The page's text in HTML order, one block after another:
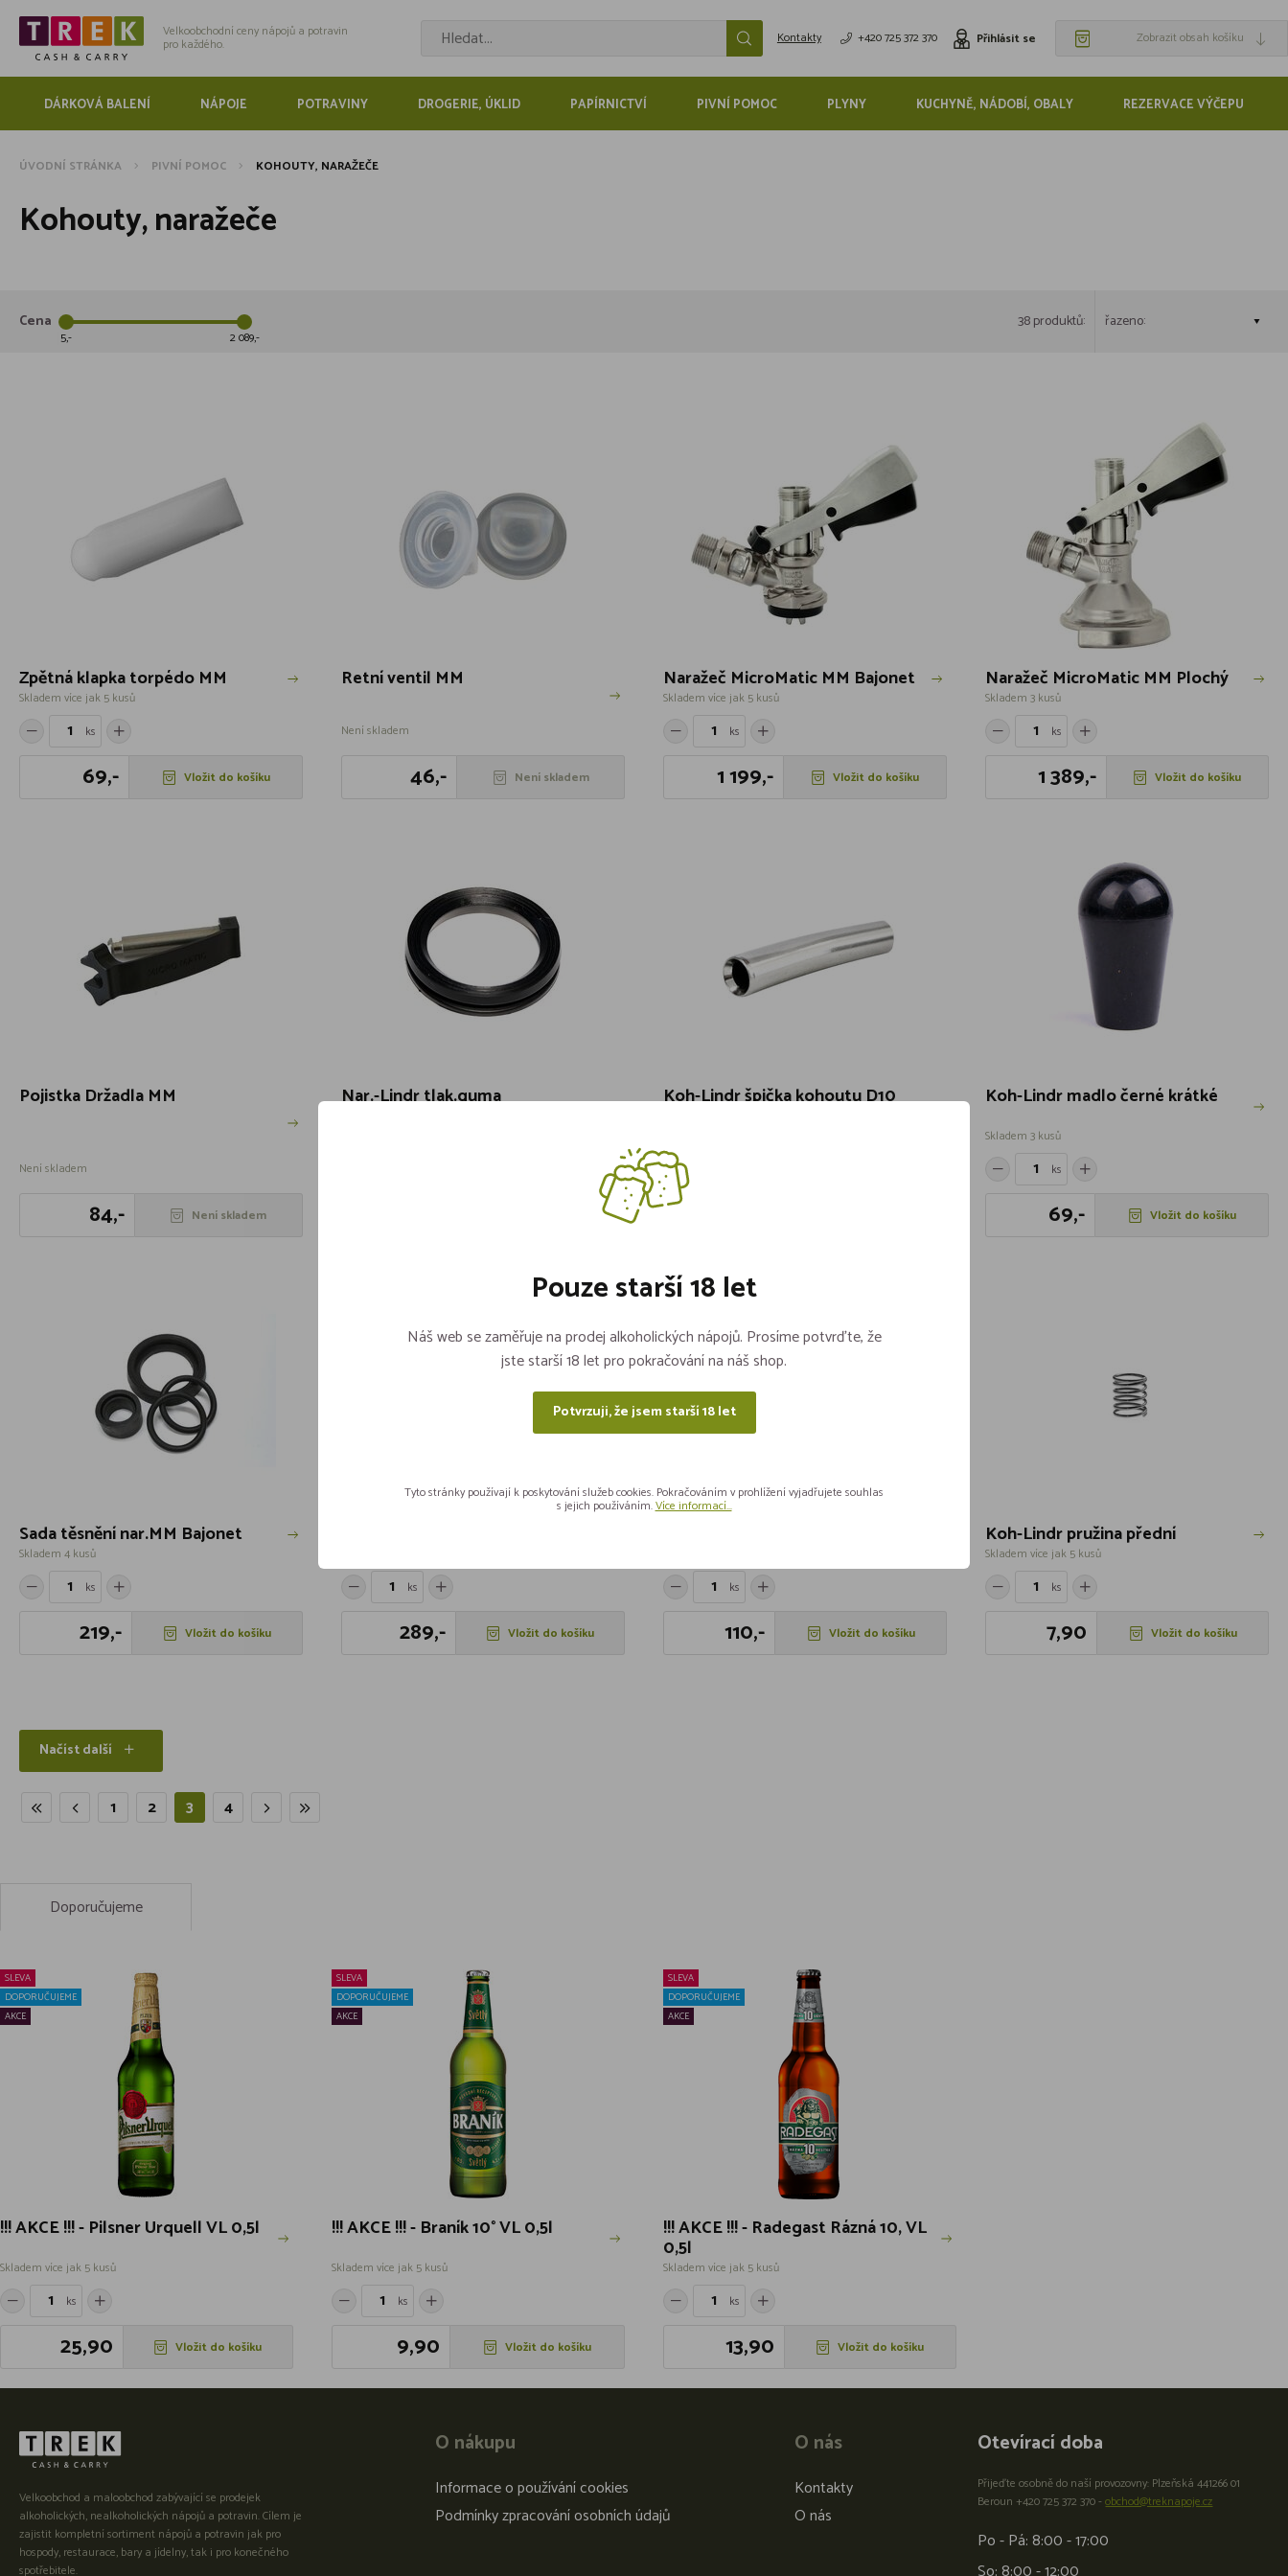
Velkoobchodní ceny nápojů a potravin
pro každého. Kontakty +420 725 372 370 Přihlásit se Zobrazit obsah košíku
DÁRKOVÁ BALENÍ NÁPOJE POTRAVINY DROGERIE, ÚKLID PAPÍRNICTVÍ PIVNÍ POMOC PLYNY KUCHYNĚ, NÁDOBÍ, OBALY REZERVACE VÝČEPU
ÚVODNÍ STRÁNKA PIVNÍ POMOC KOHOUTY, NARAŽEČE
Kohouty, naražeče
Cena
5 2 089
38 produktů: řazeno:
Zpětná klapka torpédo MM
Skladem více jak 5 kusů
ks
69,- Vložit do košíku
Retní ventil MM
Není skladem
46,- Není skladem
Naražeč MicroMatic MM Bajonet
Skladem více jak 5 kusů
ks
1 199,- Vložit do košíku
Naražeč MicroMatic MM Plochý
Skladem 3 kusů
ks
1 389,- Vložit do košíku
Pojistka Držadla MM
Není skladem
84,- Není skladem
Nar.-Lindr tlak.guma Koh-Lindr špička kohoutu D10 Koh-Lindr madlo černé krátké
Skladem 3 kusů
ks
69,- Vložit do košíku
Sada těsnění nar.MM Bajonet
Skladem 4 kusů
ks
219,- Vložit do košíku
ks
289,- Vložit do košíku
ks
110,- Vložit do košíku
Koh-Lindr pružina přední
Skladem více jak 5 kusů
ks
7,90 Vložit do košíku
Načíst další
1 2 3 4
Doporučujeme
SLEVA
DOPORUČUJEME
AKCE
!!! AKCE !!! - Pilsner Urquell VL 0,5l
Skladem více jak 5 kusů
ks
25,90 Vložit do košíku
SLEVA
DOPORUČUJEME
AKCE
!!! AKCE !!! - Braník 10° VL 0,5l
Skladem více jak 5 kusů
ks
9,90 Vložit do košíku
SLEVA
DOPORUČUJEME
AKCE
!!! AKCE !!! - Radegast Rázná 10, VL
0,5l
Skladem více jak 5 kusů
ks
13,90 Vložit do košíku
Velkoobchod a maloobchod zabývající se prodejek
alkoholických, nealkoholických nápojů a potravin. Cílem je
zajistit kompletní sortiment nápojů a potravin jak pro
hospody, restaurace, bary a jídelny, tak i pro konečného
spotřebitele.
O nákupu
Informace o používání cookies
Podmínky zpracování osobních údajů
O nás
Kontakty
O nás
Otevírací doba
Přijeďte osobně do naší provozovny: Plzeňská 441266 01
Beroun +420 725 372 370 -obchod@treknapoje.cz
Po - Pá: 8:00 - 17:00
Pouze starší 18 let
Náš web se zaměřuje na prodej alkoholických nápojů. Prosíme potvrďte, že
jste starší 18 let pro pokračování na náš shop.
Potvrzuji, že jsem starší 18 let
Tyto stránky používají k poskytování služeb cookies. Pokračováním v prohlížení vyjadřujete souhlas
s jejich používáním.Více informací...